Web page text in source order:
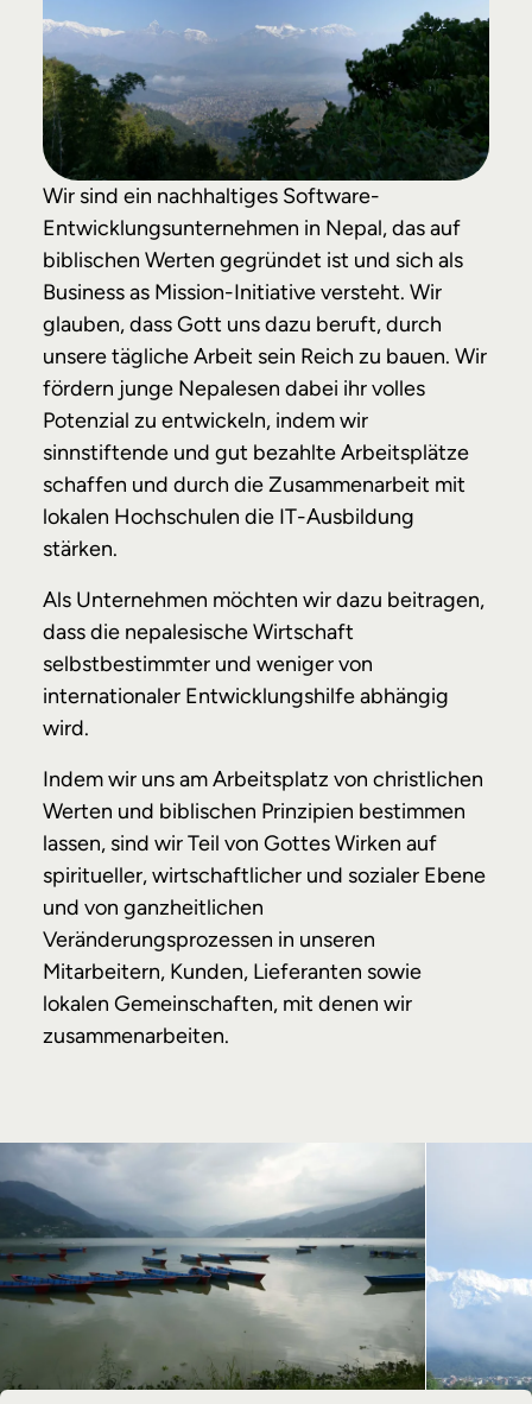
Wir sind ein nachhaltiges Software-
Entwicklungsunternehmen in Nepal, das auf
biblischen Werten gegründet ist und sich als
Business as Mission-Initiative versteht. Wir
glauben, dass Gott uns dazu beruft, durch
unsere tägliche Arbeit sein Reich zu bauen. Wir
fördern junge Nepalesen dabei ihr volles
Potenzial zu entwickeln, indem wir
sinnstiftende und gut bezahlte Arbeitsplätze
schaffen und durch die Zusammenarbeit mit
lokalen Hochschulen die IT-Ausbildung
stärken.
Als Unternehmen möchten wir dazu beitragen,
dass die nepalesische Wirtschaft
selbstbestimmter und weniger von
internationaler Entwicklungshilfe abhängig
wird.
Indem wir uns am Arbeitsplatz von christlichen
Werten und biblischen Prinzipien bestimmen
lassen, sind wir Teil von Gottes Wirken auf
spiritueller, wirtschaftlicher und sozialer Ebene
und von ganzheitlichen
Veränderungsprozessen in unseren
Mitarbeitern, Kunden, Lieferanten sowie
lokalen Gemeinschaften, mit denen wir
zusammenarbeiten.